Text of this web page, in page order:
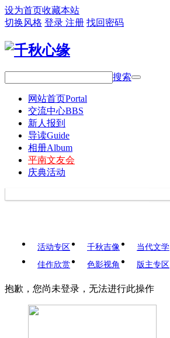
设为首页收藏本站
切换风格 登录 注册 找回密码
搜索
网站首页Portal
交流中心BBS
新人报到
导读Guide
相册Album
平南文友会
庆典活动
活动专区 千秋吉像
当代文学
佳作欣赏
色影视角 版主专区
抱歉，您尚未登录，无法进行此操作